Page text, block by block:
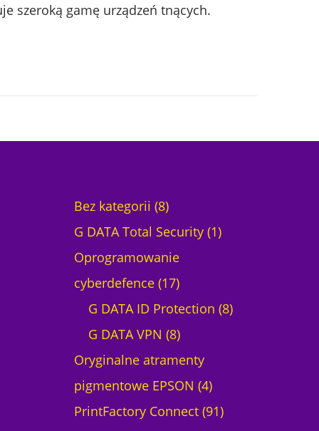
szeroką gamę urządzeń tnących.
Bez kategorii 88
p
r
o
d
u
k
t
ó
G DATA Total Security 11
o
t
Oprogramowanie
cyberdefence 171
7
p
r
o
d
G DATA ID Protection 88
G DATA VPN 88
p
r
o
Oryginalne atramenty
pigmentowe EPSON 44
p
PrintFactory Connect 919